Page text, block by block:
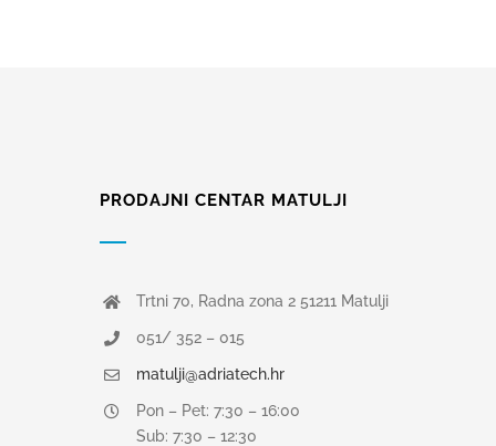
PRODAJNI CENTAR MATULJI
Trtni 70, Radna zona 2 51211 Matulji
051/ 352 – 015
matulji@adriatech.hr
Pon – Pet: 7:30 – 16:00
Sub: 7:30 – 12:30